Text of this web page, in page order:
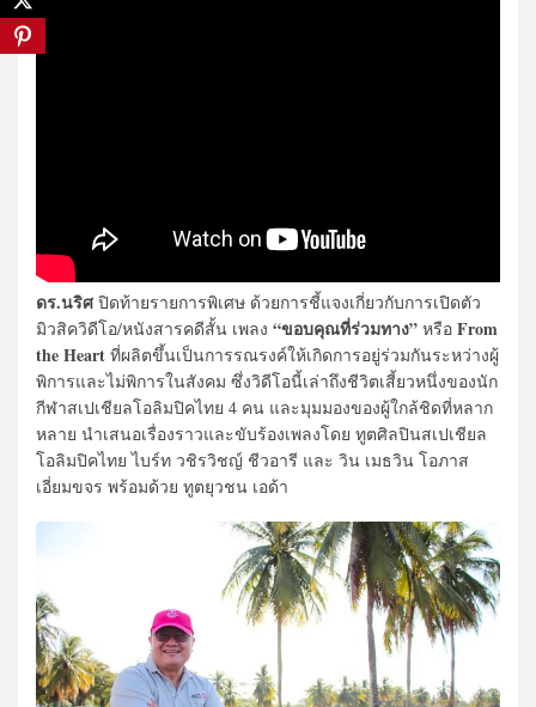
ดร.นริศปิดท้ายรายการพิเศษ ด้วยการชี้แจงเกี่ยวกับการเปิดตัว
มิวสิควิดีโอ/หนังสารคดีสั้น เพลง “ขอบคุณที่ร่วมทาง” หรือ From
the Heart ที่ผลิตขึ้นเป็นการรณรงค์ให้เกิดการอยู่ร่วมกันระหว่างผู้
พิการและไม่พิการในสังคม ซึ่งวิดีโอนี้เล่าถึงชีวิตเสี้ยวหนึ่งของนัก
กีฬาสเปเชียลโอลิมปิคไทย 4 คน และมุมมองของผู้ใกล้ชิดที่หลาก
หลาย นำเสนอเรื่องราวและขับร้องเพลงโดย ทูตศิลปินสเปเชียล
โอลิมปิคไทย ไบร์ท วชิรวิชญ์ ชีวอารี และ วิน เมธวิน โอภาส
เอี่ยมขจร พร้อมด้วย ทูตยุวชน เอด้า